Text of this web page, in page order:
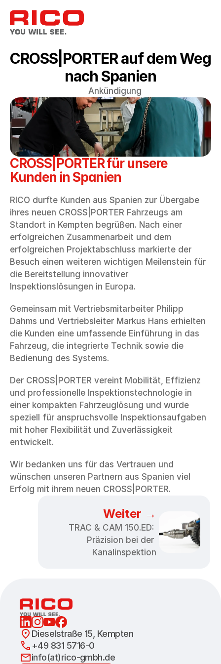
CROSS|PORTER auf dem Weg
nach Spanien
Ankündigung
CROSS|PORTER für unsere
Kunden in Spanien
RICO durfte Kunden aus Spanien zur Übergabe
ihres neuen CROSS|PORTER Fahrzeugs am
Standort in Kempten begrüßen. Nach einer
erfolgreichen Zusammenarbeit und dem
erfolgreichen Projektabschluss markierte der
Besuch einen weiteren wichtigen Meilenstein für
die Bereitstellung innovativer
Inspektionslösungen in Europa.
Gemeinsam mit Vertriebsmitarbeiter Philipp
Dahms und Vertriebsleiter Markus Hans erhielten
die Kunden eine umfassende Einführung in das
Fahrzeug, die integrierte Technik sowie die
Bedienung des Systems.
Der CROSS|PORTER vereint Mobilität, Effizienz
und professionelle Inspektionstechnologie in
einer kompakten Fahrzeuglösung und wurde
speziell für anspruchsvolle Inspektionsaufgaben
mit hoher Flexibilität und Zuverlässigkeit
entwickelt.
Wir bedanken uns für das Vertrauen und
wünschen unseren Partnern aus Spanien viel
Erfolg mit ihrem neuen CROSS|PORTER.
Weiter →
TRAC & CAM 150.ED:
Präzision bei der
Kanalinspektion
Dieselstraße 15, Kempten
+49 831 5716-0
info(at)rico-gmbh.de